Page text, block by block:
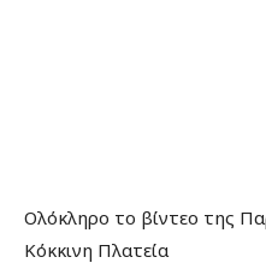
Ολόκληρο το βίντεο της
Κόκκινη Πλατεία